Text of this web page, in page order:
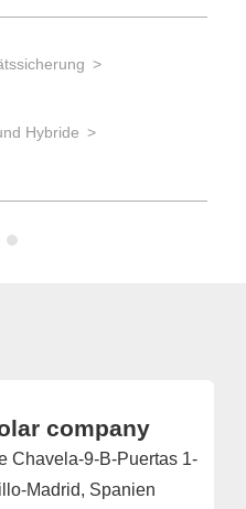
Hybride
company
Chavela-9-B-Puertas 1-
Madrid, Spanien